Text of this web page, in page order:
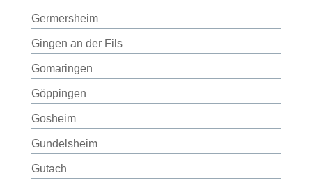
Germersheim
Gingen an der Fils
Gomaringen
Göppingen
Gosheim
Gundelsheim
Gutach